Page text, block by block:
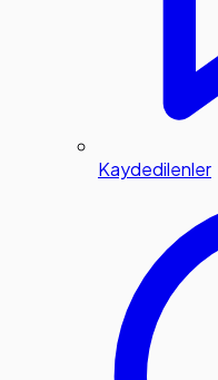
Kaydedilenler